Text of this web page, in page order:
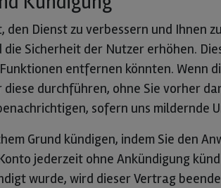
Dienst zu verbessern und Ihnen
Sicherheit der Nutzer erhöhen.
entfernen könnten. Wenn
durchführen, ohne Sie vorher
sofern uns
Grund kündigen, indem Sie den
jederzeit ohne Ankündigung
wurde, wird dieser Vertrag